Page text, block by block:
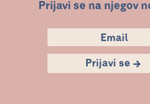
Prijavi se na njegov
Prijavi se →